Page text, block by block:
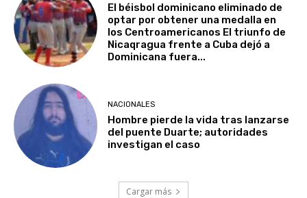
El béisbol dominicano eliminado de
optar por obtener una medalla en
los Centroamericanos El triunfo de
Nicaqragua frente a Cuba dejó a
Dominicana fuera...
NACIONALES
Hombre pierde la vida tras lanzarse
del puente Duarte; autoridades
investigan el caso
Cargar más